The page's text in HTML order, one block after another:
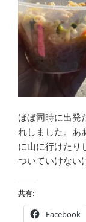
ほぼ同時に出発
れしました。あ
に山に行けたり
ついていけない
共有:
Facebook